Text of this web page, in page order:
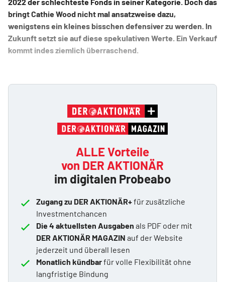
bringt Cathie Wood nicht mal ansatzweise dazu,
wenigstens ein kleines bisschen defensiver zu werden. In
Zukunft setzt sie auf diese spekulativen Werte. Ein Verkauf
kommt indes ziemlich überraschend.
ALLE Vorteile
von DER AKTIONÄR
im digitalen Probeabo
Zugang zu DER AKTIONÄR+für zusätzliche
Investmentchancen
Die 4 aktuellsten Ausgaben als PDF oder mit
DER AKTIONÄR MAGAZIN auf der Website
jederzeit und überall lesen
Monatlich kündbarfür volle Flexibilität ohne
langfristige Bindung